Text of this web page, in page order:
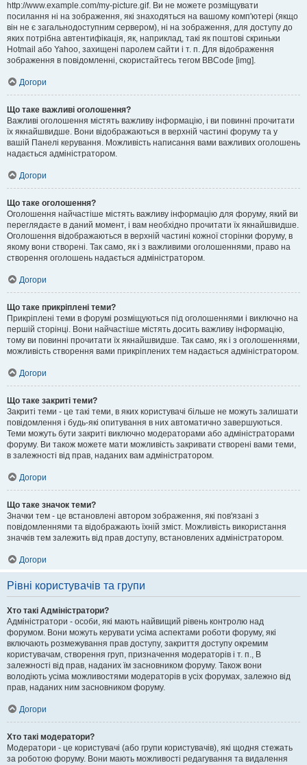
http://www.example.com/my-picture.gif. Ви не можете розміщувати
посилання ні на зображення, які знаходяться на вашому комп'ютері (якщо
він не є загальнодоступним сервером), ні на зображення, для доступу до
яких потрібна автентифікація, як, наприклад, такі як поштові скриньки
Hotmail або Yahoo, захищені паролем сайти і т. п. Для відображення
зображення в повідомленні, скористайтесь тегом BBCode [img].
Догори
Що таке важливі оголошення?
Важливі оголошення містять важливу інформацію, і ви повинні прочитати
їх якнайшвидше. Вони відображаються в верхній частині форуму та у
вашій Панелі керування. Можливість написання вами важливих оголошень
надається адміністратором.
Догори
Що таке оголошення?
Оголошення найчастіше містять важливу інформацію для форуму, який ви
переглядаєте в даний момент, і вам необхідно прочитати їх якнайшвидше.
Оголошення відображаються в верхній частині кожної сторінки форуму, в
якому вони створені. Так само, як і з важливими оголошеннями, право на
створення оголошень надається адміністратором.
Догори
Що таке прикріплені теми?
Прикріплені теми в форумі розміщуються під оголошеннями і виключно на
першій сторінці. Вони найчастіше містять досить важливу інформацію,
тому ви повинні прочитати їх якнайшвидше. Так само, як і з оголошеннями,
можливість створення вами прикріплених тем надається адміністратором.
Догори
Що таке закриті теми?
Закриті теми - це такі теми, в яких користувачі більше не можуть залишати
повідомлення і будь-які опитування в них автоматично завершуються.
Теми можуть бути закриті виключно модераторами або адміністраторами
форуму. Ви також можете мати можливість закривати створені вами теми,
в залежності від прав, наданих вам адміністратором.
Догори
Що таке значок теми?
Значки тем - це встановлені автором зображення, які пов'язані з
повідомленнями та відображають їхній зміст. Можливість використання
значків тем залежить від прав доступу, встановлених адміністратором.
Догори
Рівні користувачів та групи
Хто такі Адміністратори?
Адміністратори - особи, які мають найвищий рівень контролю над
форумом. Вони можуть керувати усіма аспектами роботи форуму, які
включають розмежування прав доступу, закриття доступу окремим
користувачам, створення груп, призначення модераторів і т. п., В
залежності від прав, наданих їм засновником форуму. Також вони
володіють усіма можливостями модераторів в усіх форумах, залежно від
прав, наданих ним засновником форуму.
Догори
Хто такі модератори?
Модератори - це користувачі (або групи користувачів), які щодня стежать
за роботою форуму. Вони мають можливості редагування та видалення